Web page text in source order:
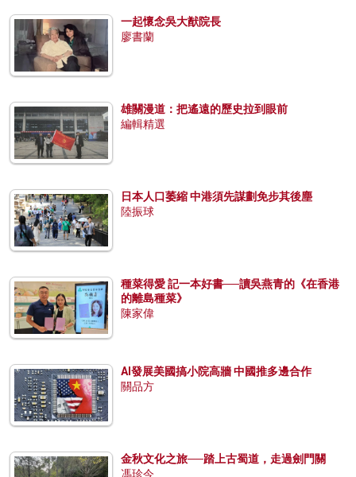
一起懷念吳大猷院長
廖書蘭
雄關漫道：把遙遠的歷史拉到眼前
編輯精選
日本人口萎縮 中港須先謀劃免步其後塵
陸振球
種菜得愛 記一本好書──讀吳燕青的《在香港
的離島種菜》
陳家偉
AI發展美國搞小院高牆 中國推多邊合作
關品方
金秋文化之旅──踏上古蜀道，走過劍門關
馮珍今